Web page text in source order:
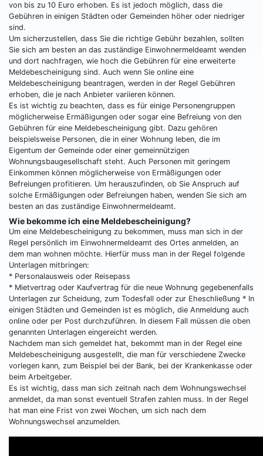
von bis zu 10 Euro erhoben. Es ist jedoch möglich, dass die
Gebühren in einigen Städten oder Gemeinden höher oder niedriger
sind.
Um sicherzustellen, dass Sie die richtige Gebühr bezahlen, sollten
Sie sich am besten an das zuständige Einwohnermeldeamt wenden
und dort nachfragen, wie hoch die Gebühren für eine erweiterte
Meldebescheinigung sind. Auch wenn Sie online eine
Meldebescheinigung beantragen, werden in der Regel Gebühren
erhoben, die je nach Anbieter variieren können.
Es ist wichtig zu beachten, dass es für einige Personengruppen
möglicherweise Ermäßigungen oder sogar eine Befreiung von den
Gebühren für eine Meldebescheinigung gibt. Dazu gehören
beispielsweise Personen, die in einer Wohnung leben, die im
Eigentum der Gemeinde oder einer gemeinnützigen
Wohnungsbaugesellschaft steht. Auch Personen mit geringem
Einkommen können möglicherweise von Ermäßigungen oder
Befreiungen profitieren. Um herauszufinden, ob Sie Anspruch auf
solche Ermäßigungen oder Befreiungen haben, wenden Sie sich am
besten an das zuständige Einwohnermeldeamt.
Wie bekomme ich eine Meldebescheinigung?
Um eine Meldebescheinigung zu bekommen, muss man sich in der
Regel persönlich im Einwohnermeldeamt des Ortes anmelden, an
dem man wohnen möchte. Hierfür muss man in der Regel folgende
Unterlagen mitbringen:
* Personalausweis oder Reisepass
* Mietvertrag oder Kaufvertrag für die neue Wohnung gegebenenfalls
Unterlagen zur Scheidung, zum Todesfall oder zur Eheschließung * In
einigen Städten und Gemeinden ist es möglich, die Anmeldung auch
online oder per Post durchzuführen. In diesem Fall müssen die oben
genannten Unterlagen eingereicht werden.
Nachdem man sich gemeldet hat, bekommt man in der Regel eine
Meldebescheinigung ausgestellt, die man für verschiedene Zwecke
vorlegen kann, zum Beispiel bei der Bank, bei der Krankenkasse oder
beim Arbeitgeber.
Es ist wichtig, dass man sich zeitnah nach dem Wohnungswechsel
anmeldet, da man sonst eventuell Strafen zahlen muss. In der Regel
hat man eine Frist von zwei Wochen, um sich nach dem
Wohnungswechsel anzumelden.